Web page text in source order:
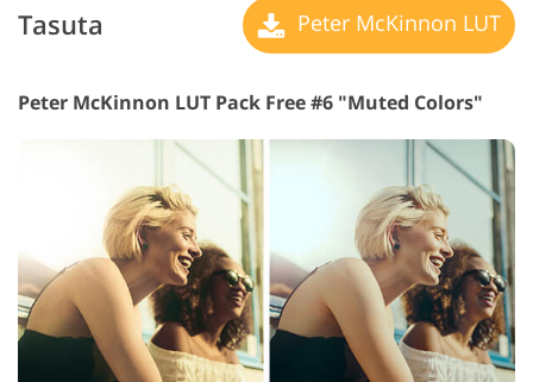
Tasuta Peter McKinnon LUT
Peter McKinnon LUT Pack Free #6 "Muted Colors"